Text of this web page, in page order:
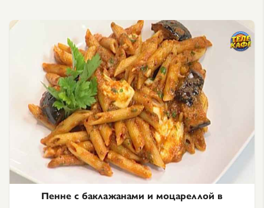
Пенне с баклажанами и моцареллой в